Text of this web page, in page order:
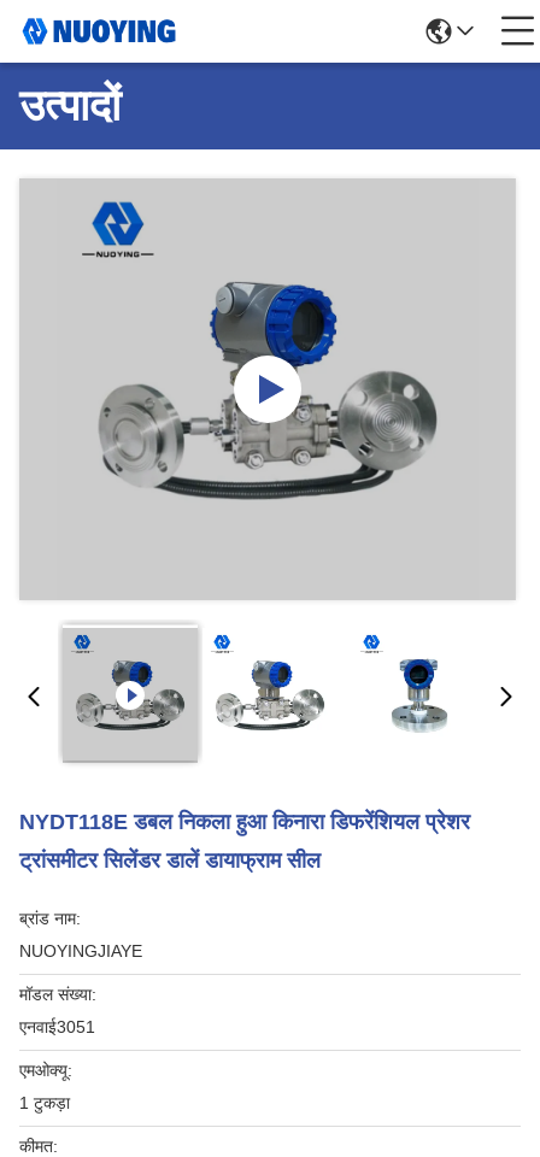
उत्पादों
NYDT118E डबल निकला हुआ किनारा डिफरेंशियल प्रेशर
ट्रांसमीटर सिलेंडर डालें डायाफ्राम सील
ब्रांड नाम:
NUOYINGJIAYE
मॉडल संख्या:
एनवाई3051
एमओक्यू:
1 टुकड़ा
कीमत: